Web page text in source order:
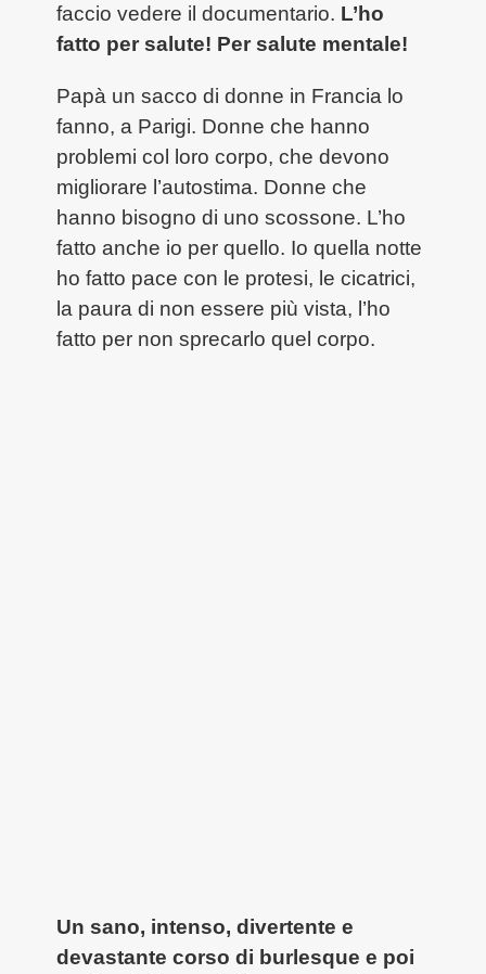
faccio vedere il documentario. L’ho
fatto per salute! Per salute mentale!
Papà un sacco di donne in Francia lo
fanno, a Parigi. Donne che hanno
problemi col loro corpo, che devono
migliorare l’autostima. Donne che
hanno bisogno di uno scossone. L’ho
fatto anche io per quello. Io quella notte
ho fatto pace con le protesi, le cicatrici,
la paura di non essere più vista, l’ho
fatto per non sprecarlo quel corpo.
Un sano, intenso, divertente e
devastante corso di burlesque e poi